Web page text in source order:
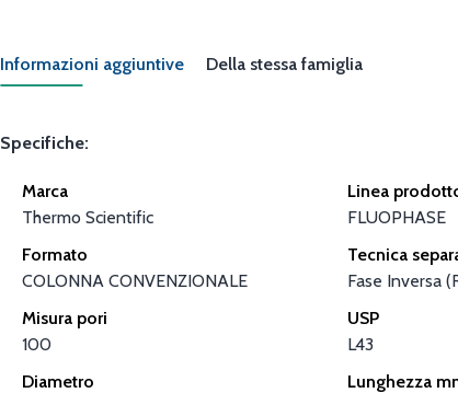
Informazioni aggiuntive Della stessa famiglia
Specifiche:
Marca
Thermo Scientific
Linea
FLUOPHASE
Formato
COLONNA CONVENZIONALE
Tecnica
Fase Inversa
Misura pori
100
USP
L43
Diametro
Lunghezza